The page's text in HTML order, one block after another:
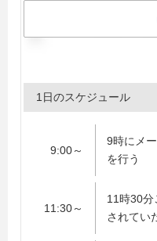
1日のスケジュール
9:00～
9時にメ
を行う
11:30～
11時30分
されてい